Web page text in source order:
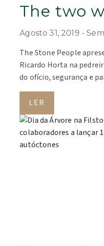
The two
Agosto 31, 2019
The Stone People
Ricardo Horta na
do ofício, segurança e
LER